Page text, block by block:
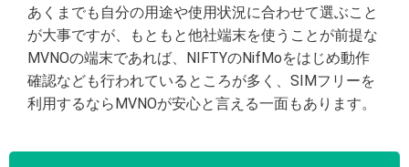
あくまでも自分の用途や使用状況に合わせて選ぶこと
が大事ですが、もともと他社端末を使うことが前提な
MVNOの端末であれば、NIFTYのNifMoをはじめ動作
確認なども行われているところが多く、SIMフリーを
利用するならMVNOが安心と言える一面もあります。